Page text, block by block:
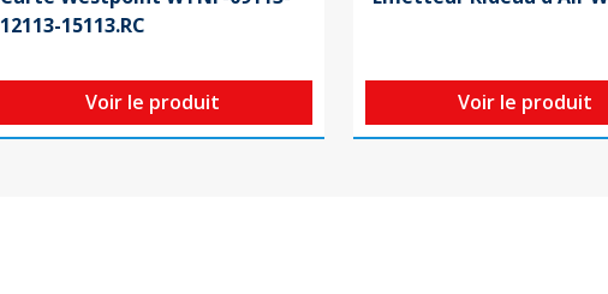
12113-15113.RC
Voir le produit Voir le produit